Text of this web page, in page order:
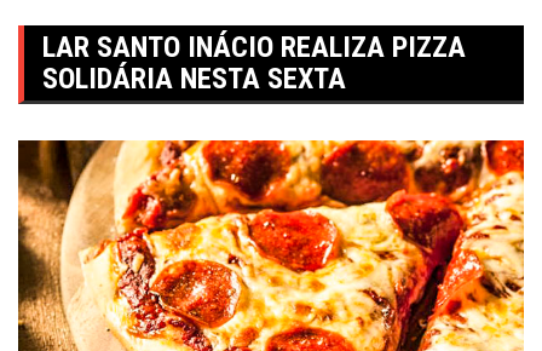
LAR SANTO INÁCIO REALIZA PIZZA
SOLIDÁRIA NESTA SEXTA